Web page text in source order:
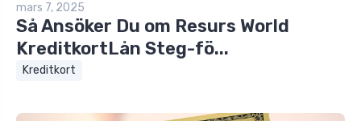
mars 7, 2025
Så Ansöker Du om Resurs World
KreditkortLån Steg-fö...
Kreditkort